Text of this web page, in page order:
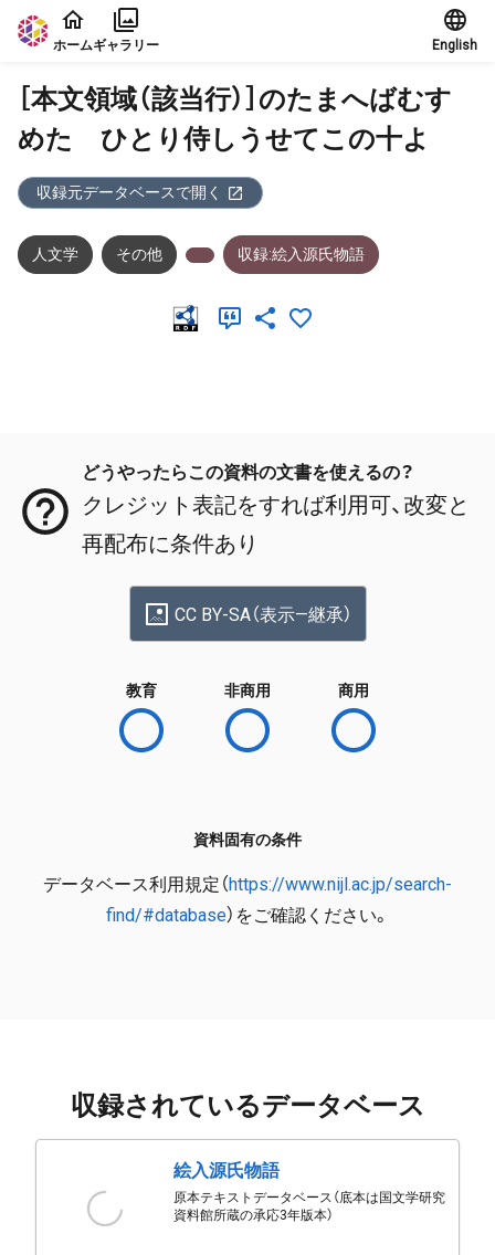
本文に飛ぶ
ホームギャラリー English
［本文領域（該当行）］のたまへばむす
めたゞひとり侍しうせてこの十よ
収録元データベースで開く
人文学 その他 収録:絵入源氏物語
どうやったらこの資料の文書を使えるの？
クレジット表記をすれば利用可、改変と
再配布に条件あり
CC BY-SA（表示—継承）
教育 非商用 商用
資料固有の条件
データベース利用規定（https://www.nijl.ac.jp/search-
find/#database）をご確認ください。
収録されているデータベース
絵入源氏物語
原本テキストデータベース（底本は国文学研究
資料館所蔵の承応3年版本）